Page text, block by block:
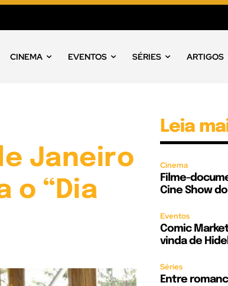
CINEMA EVENTOS SÉRIES ARTIGOS
Janeiro
o “Dia
Leia
Cinema
Filme-
Cine Show
Eventos
Comic
vinda de
Séries
Entre